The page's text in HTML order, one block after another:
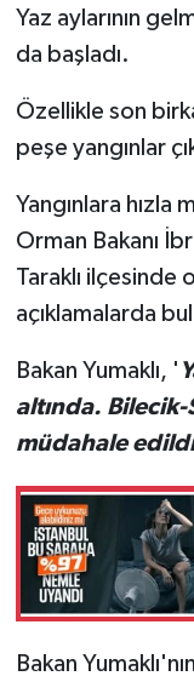
Yaz aylarının
da başladı.
Özellikle son
peşe yangınlar
Yangınlara hızla
Orman Bakanı
Taraklı ilçesinde
açıklamalarda
Bakan Yumaklı, '
altında. Bilecik-
müdahale
Bakan